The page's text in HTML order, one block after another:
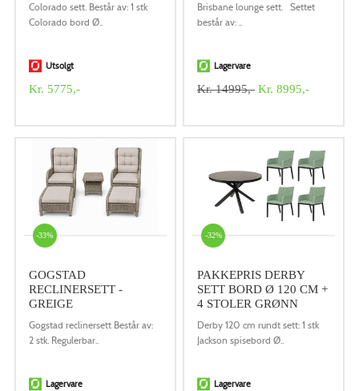
Colorado sett. Består av: 1 stk
Colorado bord Ø..
Utsolgt
Kr. 5775,-
Brisbane lounge sett. Settet
består av: ..
Lagervare
Kr. 14995,-Kr. 8995,-
-33%
GOGSTAD
RECLINERSETT -
GREIGE
Gogstad reclinersett Består av:
2 stk. Regulerbar..
Lagervare
-32%
PAKKEPRIS DERBY
SETT BORD Ø 120 CM +
4 STOLER GRØNN
Derby 120 cm rundt sett: 1 stk
Jackson spisebord Ø..
Lagervare